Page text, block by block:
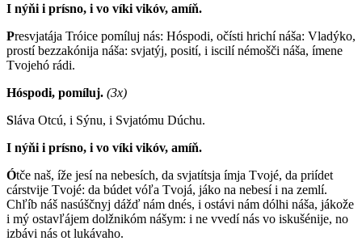
I nýňi i prísno, i vo víki vikóv, amíň.
Presvjatája Tróice pomíluj nás: Hóspodi, očísti hrichí náša: Vladýko,
prostí bezzakónija náša: svjatýj, posití, i iscilí némošči náša, ímene
Tvojehó rádi.
Hóspodi, pomíluj. (3x)
Sláva Otcú, i Sýnu, i Svjatómu Dúchu.
I nýňi i prísno, i vo víki vikóv, amíň.
Ótče naš, íže jesí na nebesích, da svjatítsja ímja Tvojé, da priídet
cárstvije Tvojé: da búdet vóľa Tvojá, jáko na nebesí i na zemlí.
Chľíb náš nasúščnyj dážď nám dnés, i ostávi nám dólhi náša, jákože
i mý ostavľájem dolžnikóm nášym: i ne vvedí nás vo iskušénije, no
izbávi nás ot lukávaho.